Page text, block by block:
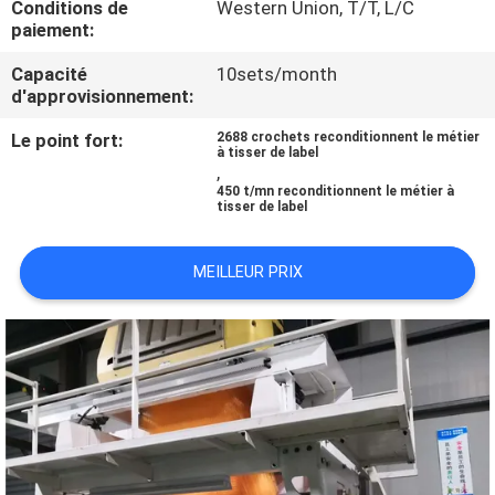
NOUS
VISITE
DE
CONTRÔLE
DE
LA
QUALITÉ
NOUS
CONTACTER
Conditions de
paiement:
Western Union, T/T, L/C
Capacité
d'approvisionnement:
10sets/month
Le point fort:
2688 crochets reconditionnent le métier
à tisser de label
,
450 t/mn reconditionnent le métier à
tisser de label
MEILLEUR PRIX